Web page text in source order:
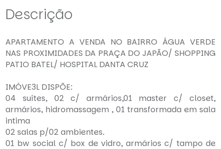
Descrição
APARTAMENTO A VENDA NO BAIRRO ÁGUA VERDE
NAS PROXIMIDADES DA PRAÇA DO JAPÃO/ SHOPPING
PATIO BATEL/ HOSPITAL DANTA CRUZ
IMÓVE3L DISPÕE:
04 suítes, 02 c/ armários,01 master c/ closet,
armários, hidromassagem , 01 transformada em sala
intima
02 salas p/02 ambientes.
01 bw social c/ box de vidro, armários c/ tampo de